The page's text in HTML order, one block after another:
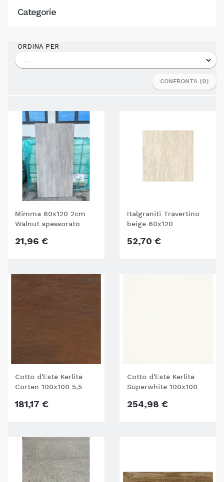
Categorie
ORDINA PER
CONFRONTA (0)
Mimma 60x120 2cm
Walnut spessorato
21,96 €
Italgraniti Travertino
beige 60x120
52,70 €
Cotto d'Este Kerlite
Corten 100x100 5,5
181,17 €
Cotto d'Este Kerlite
Superwhite 100x100
254,98 €